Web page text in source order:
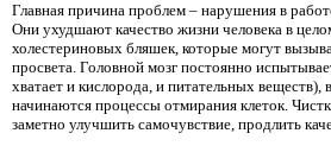
Главная причина проблем – нарушения в
Они ухудшают качество жизни человека в
холестериновых бляшек, которые могут
просвета. Головной мозг постоянно
хватает и кислорода, и питательных веществ), в
начинаются процессы отмирания клеток.
заметно улучшить самочувствие, продлить